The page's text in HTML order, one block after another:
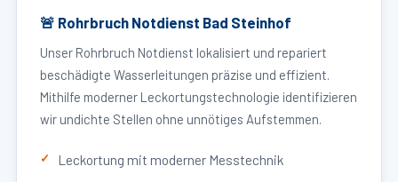
🚨 Rohrbruch Notdienst Bad Steinhof
Unser Rohrbruch Notdienst lokalisiert und repariert
beschädigte Wasserleitungen präzise und effizient.
Mithilfe moderner Leckortungstechnologie identifizieren
wir undichte Stellen ohne unnötiges Aufstemmen.
Leckortung mit moderner Messtechnik